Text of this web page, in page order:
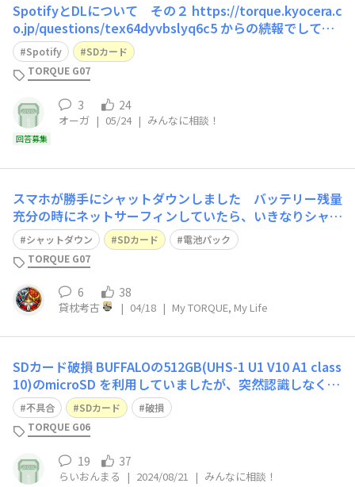
SpotifyとDLについて その２ https://torque.kyocera.c
o.jp/questions/tex64dyvbslyq6c5 からの続報でして、
あれから3cef9sgsya5bbys9さんのアドバイスを元にトラ
イをし即返信するのではなく、数日間をおいたのですが、
つい先程また内部ストレージへ強制再DLが行われてしま
Spotify
SDカード
TORQUE G07
回答募集
3 24
オーガ | 05/24 | みんなに相談！
スマホが勝手にシャットダウンしました バッテリー残量
充分の時にネットサーフィンしていたら、いきなりシャッ
トダウンしてしまい「え？なんで？」と思って、電源オン
にしたところ『SDカードが…ナンチャラ』というエラー
メッセージが一瞬だけ出て再び自動シャットダウンになり
ました。手がかりは【SDカード】しかなか
シャットダウン SDカード
電池パック
TORQUE G07
6 38
貸枕考古 | 04/18 | My TORQUE, My Life
SDカード破損 BUFFALOの512GB(UHS-1 U1 V10 A1 class
10)のmicroSD を利用していましたが、突然認識しなくな
りました。 PCに接続しても認識不良のため、業者に診断
を依頼したところ物理障害のため復旧不可能の判断で…。
通電はするけど、アクセス不能らしい。 音楽やら写真と
かで、1/
不具合 SDカード
破損
TORQUE G06
19 37
らいおんまる | 2024/08/21 | みんなに相談！